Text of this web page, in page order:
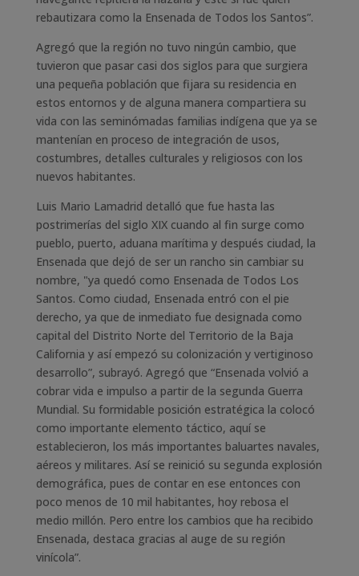
rebautizara como la Ensenada de Todos los Santos”.
Agregó que la región no tuvo ningún cambio, que
tuvieron que pasar casi dos siglos para que surgiera
una pequeña población que fijara su residencia en
estos entornos y de alguna manera compartiera su
vida con las seminómadas familias indígena que ya se
mantenían en proceso de integración de usos,
costumbres, detalles culturales y religiosos con los
nuevos habitantes.
Luis Mario Lamadrid detalló que fue hasta las
postrimerías del siglo XIX cuando al fin surge como
pueblo, puerto, aduana marítima y después ciudad, la
Ensenada que dejó de ser un rancho sin cambiar su
nombre, "ya quedó como Ensenada de Todos Los
Santos. Como ciudad, Ensenada entró con el pie
derecho, ya que de inmediato fue designada como
capital del Distrito Norte del Territorio de la Baja
California y así empezó su colonización y vertiginoso
desarrollo”, subrayó. Agregó que “Ensenada volvió a
cobrar vida e impulso a partir de la segunda Guerra
Mundial. Su formidable posición estratégica la colocó
como importante elemento táctico, aquí se
establecieron, los más importantes baluartes navales,
aéreos y militares. Así se reinició su segunda explosión
demográfica, pues de contar en ese entonces con
poco menos de 10 mil habitantes, hoy rebosa el
medio millón. Pero entre los cambios que ha recibido
Ensenada, destaca gracias al auge de su región
vinícola”.